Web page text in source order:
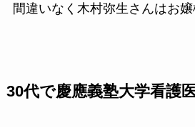
間違いなく木村弥生さんはお嬢
30代で慶應義塾大学看護